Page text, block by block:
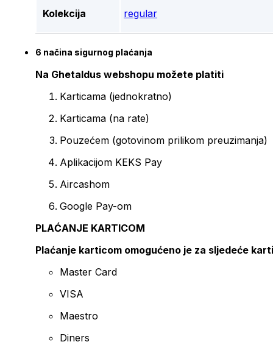
Kolekcija regular
6 načina sigurnog plaćanja
Na Ghetaldus webshopu možete platiti
Karticama (jednokratno)
Karticama (na rate)
Pouzećem (gotovinom prilikom preuzimanja)
Aplikacijom KEKS Pay
Aircashom
Google Pay-om
PLAĆANJE KARTICOM
Plaćanje karticom omogućeno je za sljedeće
Master Card
VISA
Maestro
Diners